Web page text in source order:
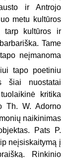
ir Antrojo
metu kultūros
tarp kultūros ir
Tame
neįmanoma
tapo poetiniu
šiai nuostatai
kritika
Th. W. Adorno
naikinimas
Pats P.
neįsiskaitymą į
Rinkinio